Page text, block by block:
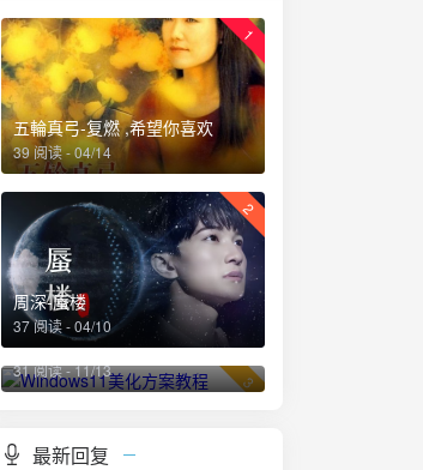
1
五輪真弓-复燃 ,希望你喜欢
39 阅读 - 04/14
2
周深-蜃楼
37 阅读 - 04/10
3
Windows11美化方案教程
31 阅读 - 11/13
最新回复